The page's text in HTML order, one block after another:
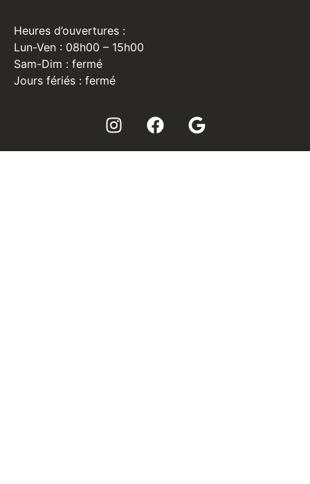
Heures d’ouvertures :
Lun-Ven : 08h00 – 15h00
Sam-Dim : fermé
Jours fériés : fermé